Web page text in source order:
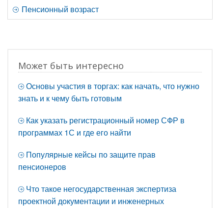
Пенсионный возраст
Может быть интересно
Основы участия в торгах: как начать, что нужно
знать и к чему быть готовым
Как указать регистрационный номер СФР в
программах 1С и где его найти
Популярные кейсы по защите прав
пенсионеров
Что такое негосударственная экспертиза
проектной документации и инженерных